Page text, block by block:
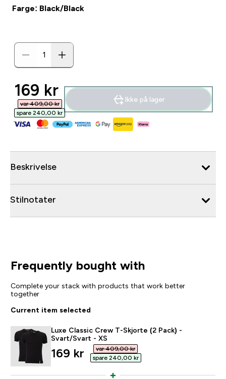
Farge: Black/Black
discounted price
169 kr‎
var 409,00 kr‎
spare 240,00 kr‎
Ikke på lager
Beskrivelse
Stilnotater
Frequently bought with
Complete your stack with products that work better
together
Current item selected
Luxe Classic Crew T-Skjorte (2 Pack) -
Svart/Svart - XS
discounted price
169 kr‎
var 409,00 kr‎
spare 240,00 kr‎